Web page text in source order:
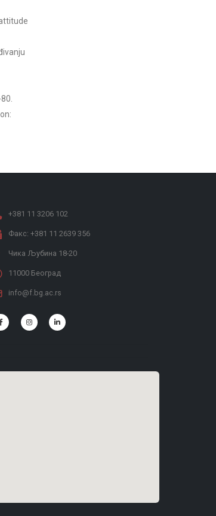
+381 11 3206 102
Факс: +381 11 2639 356
Чика Љубина 18-20
11000 Београд
info@f.bg.ac.rs